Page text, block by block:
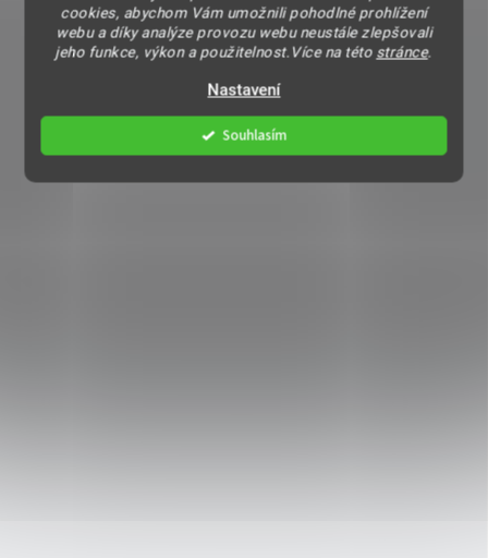
cookies, abychom Vám umožnili pohodlné prohlížení
webu a díky analýze provozu webu neustále zlepšovali
jeho funkce, výkon a použitelnost.Více na této stránce.
Nastavení
Souhlasím